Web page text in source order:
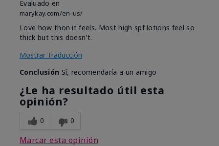
Evaluado en
marykay.com/en-us/
Love how thon it feels. Most high spf lotions feel so
thick but this doesn't.
Mostrar Traducción
Conclusión Sí, recomendaría a un amigo
¿Le ha resultado útil esta
opinión?
0 0
Marcar esta opinión